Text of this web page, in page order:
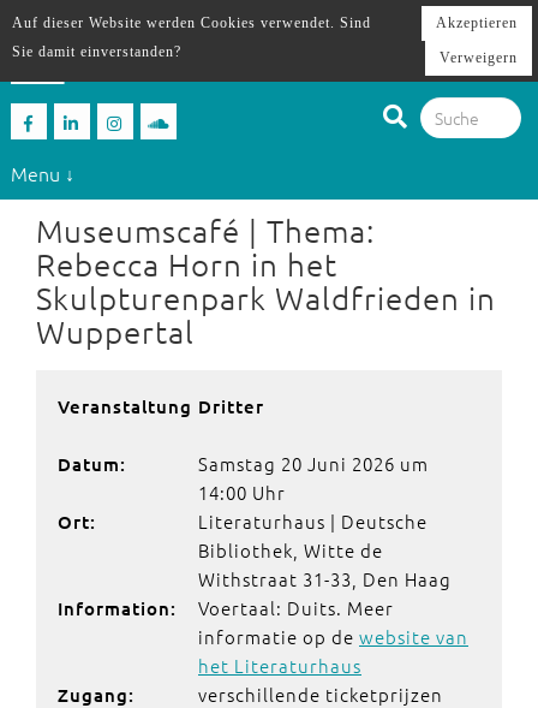
Menu ↓
Museumscafé | Thema:
Rebecca Horn in het
Skulpturenpark Waldfrieden in
Wuppertal
Veranstaltung Dritter
Datum:
Samstag 20 Juni 2026 um
14:00 Uhr
Ort:
Literaturhaus | Deutsche
Bibliothek, Witte de
Withstraat 31-33, Den Haag
Information:
Voertaal: Duits. Meer
informatie op de website van
het Literaturhaus
Zugang: verschillende ticketprijzen
Auf dieser Website werden Cookies verwendet. Sind
Sie damit einverstanden?
Akzeptieren
Verweigern